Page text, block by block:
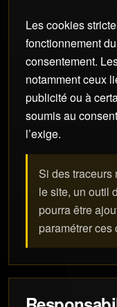
Les cookies
fonctionnement
consentement.
notamment ceux
publicité ou à
soumis au
l’exige.
Si des traceurs
le site, un outil
pourra être
paramétrer ces